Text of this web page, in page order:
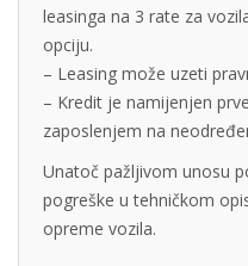
leasinga na 3 rate za
opciju.
– Leasing može uzeti
– Kredit je namijenjen
zaposlenjem na
Unatoč pažljivom unosu
pogreške u tehničkom
opreme vozila.